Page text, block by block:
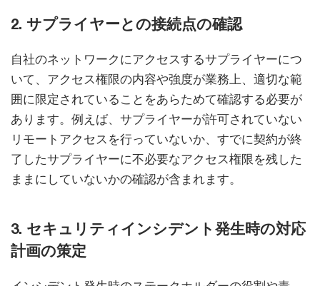
2. サプライヤーとの接続点の確認
自社のネットワークにアクセスするサプライヤーにつ
いて、アクセス権限の内容や強度が業務上、適切な範
囲に限定されていることをあらためて確認する必要が
あります。例えば、サプライヤーが許可されていない
リモートアクセスを行っていないか、すでに契約が終
了したサプライヤーに不必要なアクセス権限を残した
ままにしていないかの確認が含まれます。
3. セキュリティインシデント発生時の対応
計画の策定